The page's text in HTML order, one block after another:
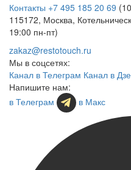
Контакты +7 495 185 20 69
115172, Москва,
19:00 пн-пт)
zakaz@restotouch.ru
Мы в соцсетях:
Канал в Телеграм Канал в
Напишите нам:
в Телеграм
в Макс